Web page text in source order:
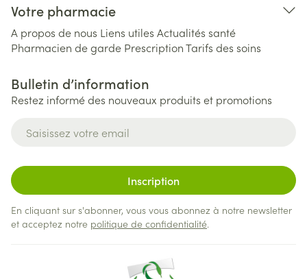
Votre pharmacie
A propos de nous Liens utiles Actualités santé
Pharmacien de garde PrescriptionTarifs des soins
Bulletin d’information
Restez informé des nouveaux produits et promotions
Inscription
En cliquant sur s'abonner, vous vous abonnez à notre newsletter
et acceptez notre politique de confidentialité.